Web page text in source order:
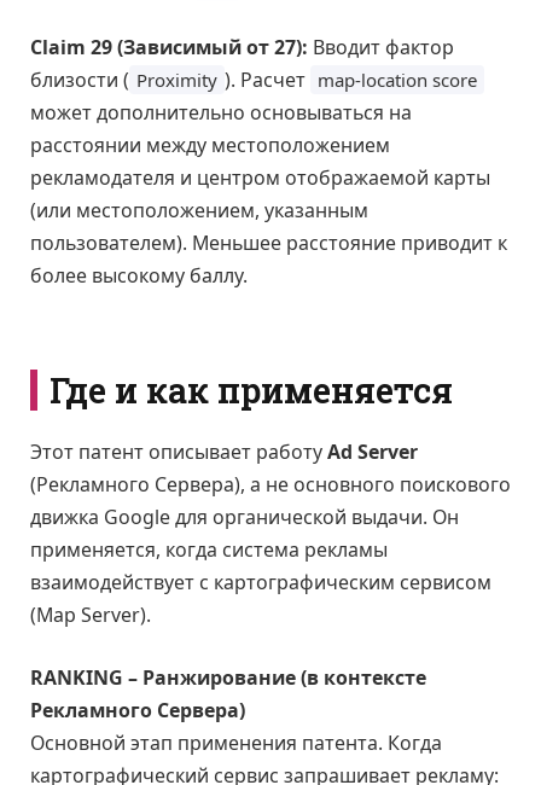
Claim 29 (Зависимый от 27): Вводит фактор
близости ( Proximity ). Расчет map-location score
может дополнительно основываться на
расстоянии между местоположением
рекламодателя и центром отображаемой карты
(или местоположением, указанным
пользователем). Меньшее расстояние приводит к
более высокому баллу.
Где и как применяется
Этот патент описывает работуAd Server
(Рекламного Сервера), а не основного поискового
движка Google для органической выдачи. Он
применяется, когда система рекламы
взаимодействует с картографическим сервисом
(Map Server).
RANKING – Ранжирование (в контексте
Рекламного Сервера)
Основной этап применения патента. Когда
картографический сервис запрашивает рекламу: